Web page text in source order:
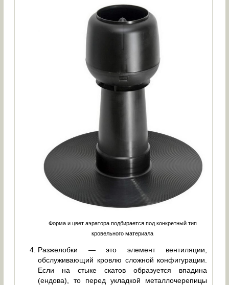
Форма и цвет аэратора подбирается под конкретный тип
кровельного материала
Разжелобки — это элемент вентиляции,
обслуживающий кровлю сложной конфигурации.
Если на стыке скатов образуется впадина
(ендова), то перед укладкой металлочерепицы